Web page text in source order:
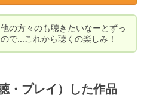
の方々のも聴きたいなーとずっ
で…これから聴くの楽しみ！
・プレイ）した作品